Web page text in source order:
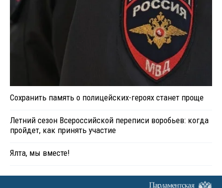
Сохранить память о полицейских-героях станет проще
Летний сезон Всероссийской переписи воробьев: когда
пройдет, как принять участие
Ялта, мы вместе!